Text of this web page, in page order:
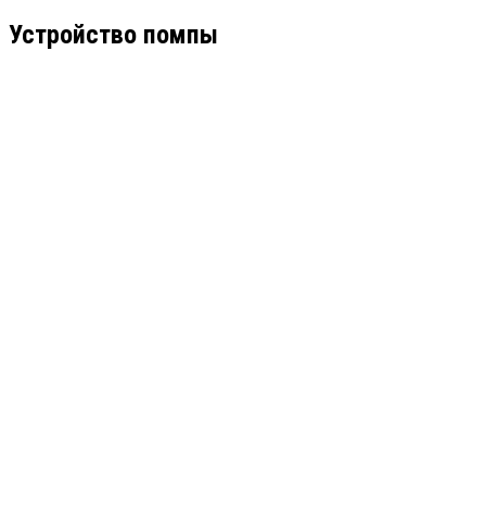
Устройство помпы